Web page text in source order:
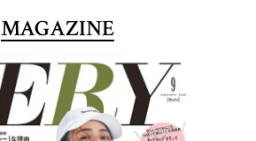
MAGAZINE